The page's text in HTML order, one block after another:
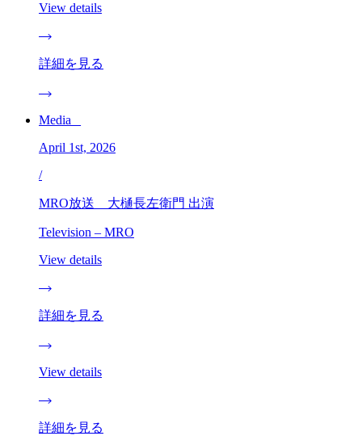
View details
詳細を見る
Media _
April 1st, 2026
/
MRO放送 大樋長左衛門 出演
Television – MRO
View details
詳細を見る
View details
詳細を見る